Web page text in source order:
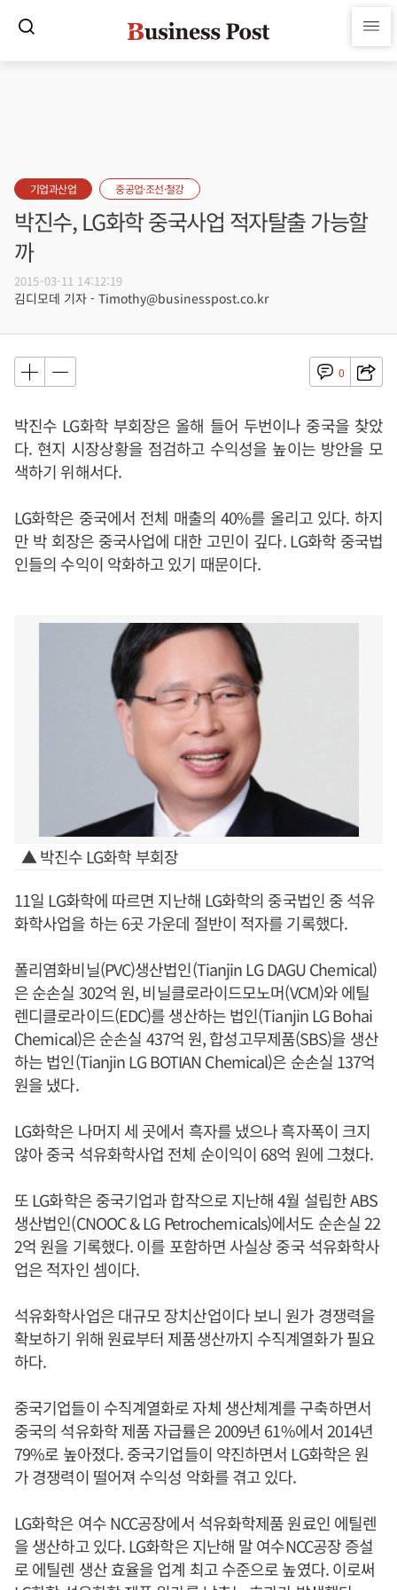
기업과산업 중공업·조선·철강
박진수, LG화학 중국사업 적자탈출 가능할
까
2015-03-11 14:12:19
김디모데 기자 - Timothy@businesspost.co.kr
0
박진수 LG화학 부회장은 올해 들어 두번이나 중국을 찾았
다. 현지 시장상황을 점검하고 수익성을 높이는 방안을 모
색하기 위해서다.
LG화학은 중국에서 전체 매출의 40%를 올리고 있다. 하지
만 박 회장은 중국사업에 대한 고민이 깊다. LG화학 중국법
인들의 수익이 악화하고 있기 때문이다.
▲ 박진수 LG화학 부회장
11일 LG화학에 따르면 지난해 LG화학의 중국법인 중 석유
화학사업을 하는 6곳 가운데 절반이 적자를 기록했다.
폴리염화비닐(PVC)생산법인(Tianjin LG DAGU Chemical)
은 순손실 302억 원, 비닐클로라이드모노머(VCM)와 에틸
렌디클로라이드(EDC)를 생산하는 법인(Tianjin LG Bohai
Chemical)은 순손실 437억 원, 합성고무제품(SBS)을 생산
하는 법인(Tianjin LG BOTIAN Chemical)은 순손실 137억
원을 냈다.
LG화학은 나머지 세 곳에서 흑자를 냈으나 흑자폭이 크지
않아 중국 석유화학사업 전체 순이익이 68억 원에 그쳤다.
또 LG화학은 중국기업과 합작으로 지난해 4월 설립한 ABS
생산법인(CNOOC & LG Petrochemicals)에서도 순손실 22
2억 원을 기록했다. 이를 포함하면 사실상 중국 석유화학사
업은 적자인 셈이다.
석유화학사업은 대규모 장치산업이다 보니 원가 경쟁력을
확보하기 위해 원료부터 제품생산까지 수직계열화가 필요
하다.
중국기업들이 수직계열화로 자체 생산체계를 구축하면서
중국의 석유화학 제품 자급률은 2009년 61%에서 2014년
79%로 높아졌다. 중국기업들이 약진하면서 LG화학은 원
가 경쟁력이 떨어져 수익성 악화를 겪고 있다.
LG화학은 여수 NCC공장에서 석유화학제품 원료인 에틸렌
을 생산하고 있다. LG화학은 지난해 말 여수NCC공장 증설
로 에틸렌 생산 효율을 업계 최고 수준으로 높였다. 이로써